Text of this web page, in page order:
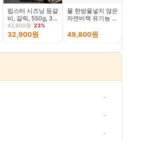
립스터 시즈닝 등갈
비, 갈릭, 550g, 3
개
42,900원 23%
32,900원
물 한방울넣지 않은
자연비책 유기농 애
15g
49,800원
-
-
-